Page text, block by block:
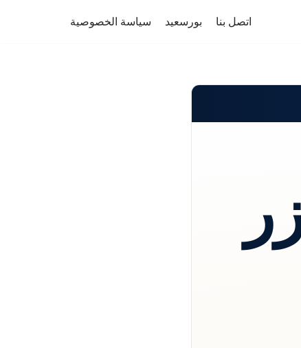
اتصل بنا بورسعيد سياسة الخصوصية